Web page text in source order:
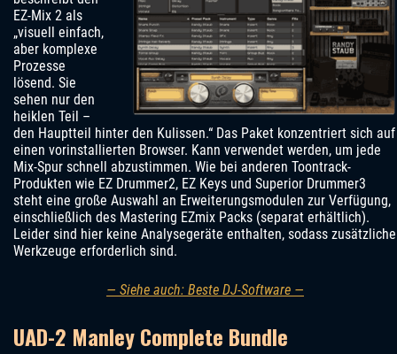
EZ-Mix 2 als
„visuell einfach,
aber komplexe
Prozesse
lösend. Sie
sehen nur den
heiklen Teil –
den Hauptteil hinter den Kulissen.“ Das Paket konzentriert sich auf
einen vorinstallierten Browser. Kann verwendet werden, um jede
Mix-Spur schnell abzustimmen. Wie bei anderen Toontrack-
Produkten wie EZ Drummer2, EZ Keys und Superior Drummer3
steht eine große Auswahl an Erweiterungsmodulen zur Verfügung,
einschließlich des Mastering EZmix Packs (separat erhältlich).
Leider sind hier keine Analysegeräte enthalten, sodass zusätzliche
Werkzeuge erforderlich sind.
— Siehe auch: Beste DJ-Software —
UAD-2 Manley Complete Bundle